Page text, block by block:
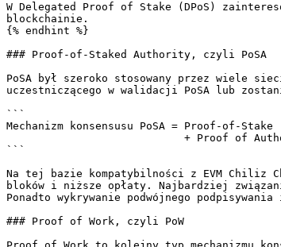
W Delegated Proof of Stake (DPoS)
blockchainie.
{% endhint %}
### Proof-of-Staked Authority, czyli PoSA
PoSA był szeroko stosowany przez wiele
uczestniczącego w walidacji PoSA lub
```
Mechanizm konsensusu PoSA = Proof-of-Stake
```
Na tej bazie kompatybilności z EVM Chiliz
bloków i niższe opłaty. Najbardziej
Ponadto wykrywanie podwójnego
### Proof of Work, czyli PoW